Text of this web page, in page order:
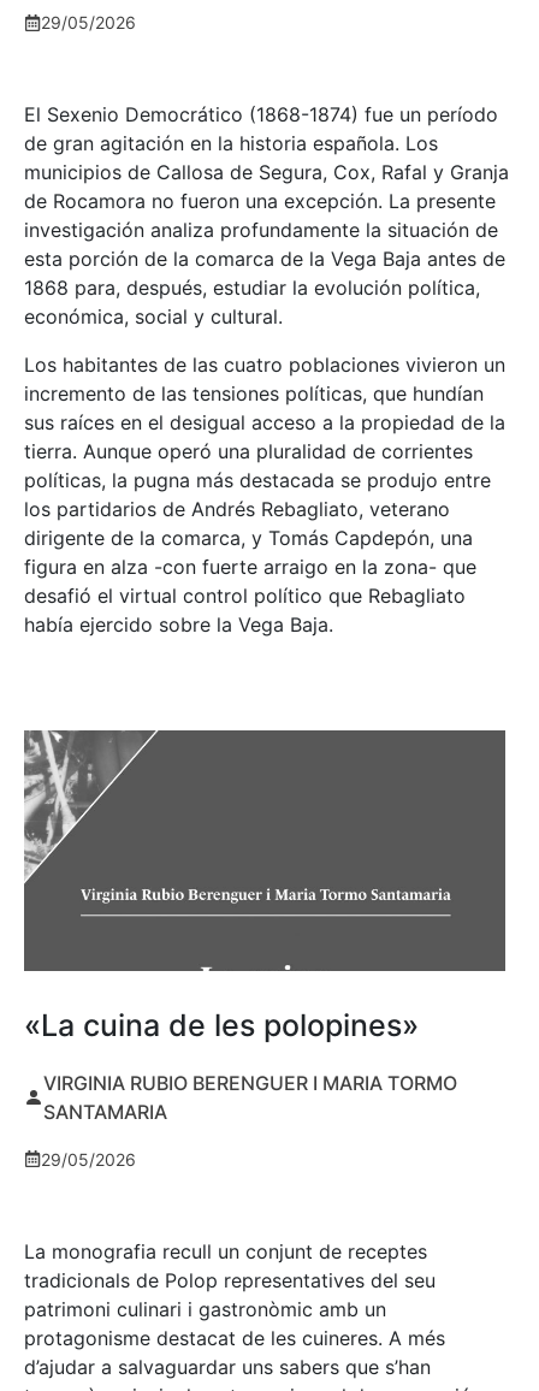
29/05/2026
El Sexenio Democrático (1868-1874) fue un período
de gran agitación en la historia española. Los
municipios de Callosa de Segura, Cox, Rafal y Granja
de Rocamora no fueron una excepción. La presente
investigación analiza profundamente la situación de
esta porción de la comarca de la Vega Baja antes de
1868 para, después, estudiar la evolución política,
económica, social y cultural.
Los habitantes de las cuatro poblaciones vivieron un
incremento de las tensiones políticas, que hundían
sus raíces en el desigual acceso a la propiedad de la
tierra. Aunque operó una pluralidad de corrientes
políticas, la pugna más destacada se produjo entre
los partidarios de Andrés Rebagliato, veterano
dirigente de la comarca, y Tomás Capdepón, una
figura en alza -con fuerte arraigo en la zona- que
desafió el virtual control político que Rebagliato
había ejercido sobre la Vega Baja.
«La cuina de les polopines»
VIRGINIA RUBIO BERENGUER I MARIA TORMO
SANTAMARIA
29/05/2026
La monografia recull un conjunt de receptes
tradicionals de Polop representatives del seu
patrimoni culinari i gastronòmic amb un
protagonisme destacat de les cuineres. A més
d’ajudar a salvaguardar uns sabers que s’han